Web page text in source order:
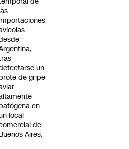
un
de gripe
en
local
de
Aires.